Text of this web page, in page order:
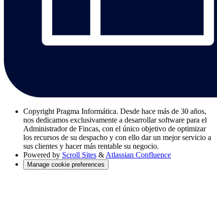
Copyright Pragma Informática. Desde hace más de 30 años,
nos dedicamos exclusivamente a desarrollar software para el
Administrador de Fincas, con el único objetivo de optimizar
los recursos de su despacho y con ello dar un mejor servicio a
sus clientes y hacer más rentable su negocio.
Powered by Scroll Sites & Atlassian Confluence
Manage cookie preferences